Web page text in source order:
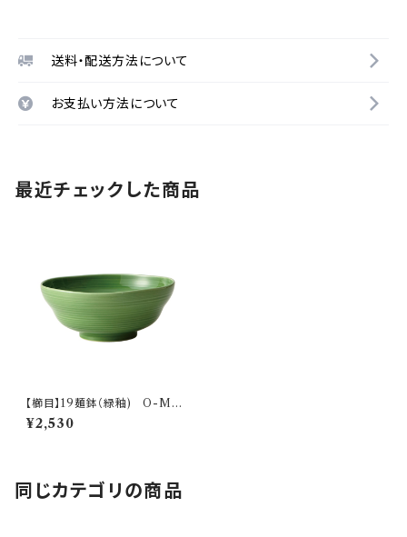
送料・配送方法について
お支払い方法について
最近チェックした商品
【櫛目】19麺鉢（緑釉) O-M15
703
¥2,530
同じカテゴリの商品